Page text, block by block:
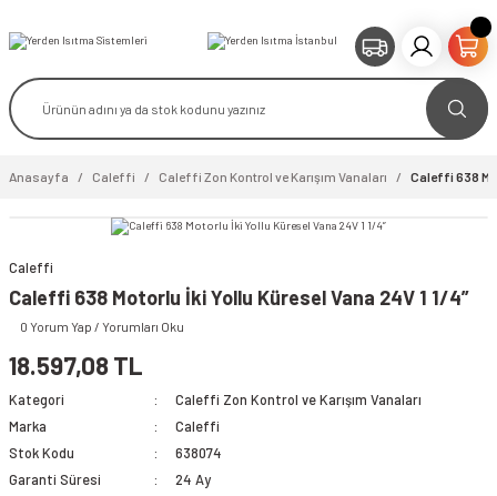
Anasayfa Caleffi Caleffi Zon Kontrol ve Karışım Vanaları Caleffi 638
video izle
Caleffi
Caleffi 638 Motorlu İki Yollu Küresel Vana 24V 1 1/4”
0 Yorum Yap / Yorumları Oku
18.597,08 TL
Kategori
Caleffi Zon Kontrol ve Karışım Vanaları
Marka
Caleffi
Stok Kodu
638074
Garanti Süresi
24 Ay